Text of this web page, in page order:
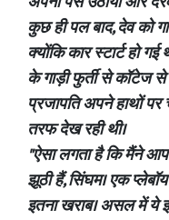
कुछ ही पल बाद, देव को
क्योंकि कार स्टार्ट हो
के गाड़ी फुर्ती से कॉटेज
प्रजापति अपने हाथों
तरफ देख रही थी।
"ऐसा लगता है कि मैंने
झूठी हैं, सिंघम। एक
इतना खराब। असल में ये